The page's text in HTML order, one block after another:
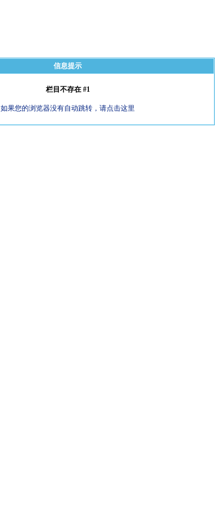
信息提示
栏目不存在 #1
如果您的浏览器没有自动跳转，请点击这里